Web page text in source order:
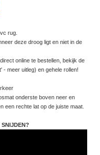
rug.
deze droog ligt en niet in de
online te bestellen, bekijk de
- meer uitleg) en gehele rollen!
onderste boven neer en
een rechte lat op de juiste maat.
SNIJDEN?